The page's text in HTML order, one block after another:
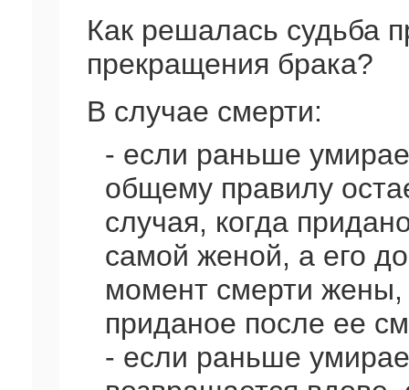
Как решалась судьба
прекращения брака?
В случае смерти:
- если раньше
общему правилу
случая, когда
самой женой, а его
момент смерти жены,
приданое после ее
- если раньше